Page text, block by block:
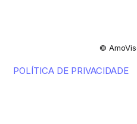
©
POLÍTICA DE PRIVACIDADE